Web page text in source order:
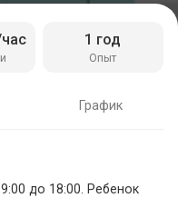
Опыт
1 год
График
до 18:00. Ребенок